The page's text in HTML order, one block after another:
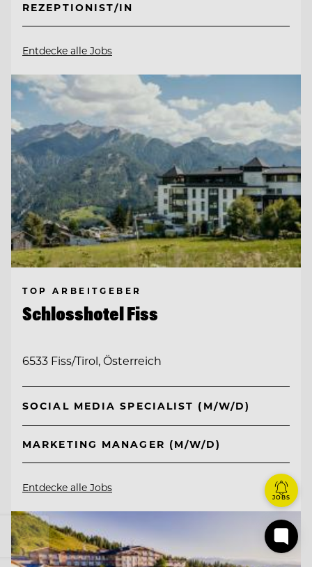
REZEPTIONIST/IN
Entdecke alle Jobs
TOP ARBEITGEBER
Schlosshotel Fiss
6533 Fiss/Tirol, Österreich
SOCIAL MEDIA SPECIALIST (M/W/D)
MARKETING MANAGER (M/W/D)
Entdecke alle Jobs
JOBS